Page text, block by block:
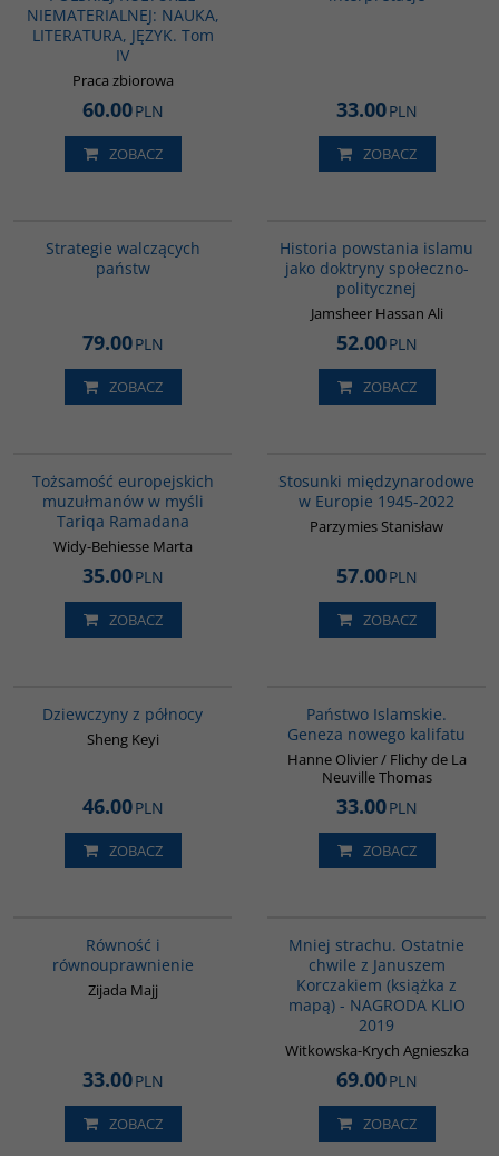
NIEMATERIALNEJ: NAUKA,
LITERATURA, JĘZYK. Tom
IV
Praca zbiorowa
60.00PLN
ZOBACZ
33.00PLN
ZOBACZ
Strategie walczących
państw
79.00PLN
ZOBACZ
Historia powstania islamu
jako doktryny społeczno-
politycznej
Jamsheer Hassan Ali
52.00PLN
ZOBACZ
Tożsamość europejskich
muzułmanów w myśli
Tariqa Ramadana
Widy-Behiesse Marta
35.00PLN
ZOBACZ
Stosunki międzynarodowe
w Europie 1945-2022
Parzymies Stanisław
57.00PLN
ZOBACZ
Dziewczyny z północy
Sheng Keyi
46.00PLN
ZOBACZ
Państwo Islamskie.
Geneza nowego kalifatu
Hanne Olivier / Flichy de La
Neuville Thomas
33.00PLN
ZOBACZ
Równość i
równouprawnienie
Zijada Majj
33.00PLN
ZOBACZ
Mniej strachu. Ostatnie
chwile z Januszem
Korczakiem (książka z
mapą) - NAGRODA KLIO
2019
Witkowska-Krych Agnieszka
69.00PLN
ZOBACZ